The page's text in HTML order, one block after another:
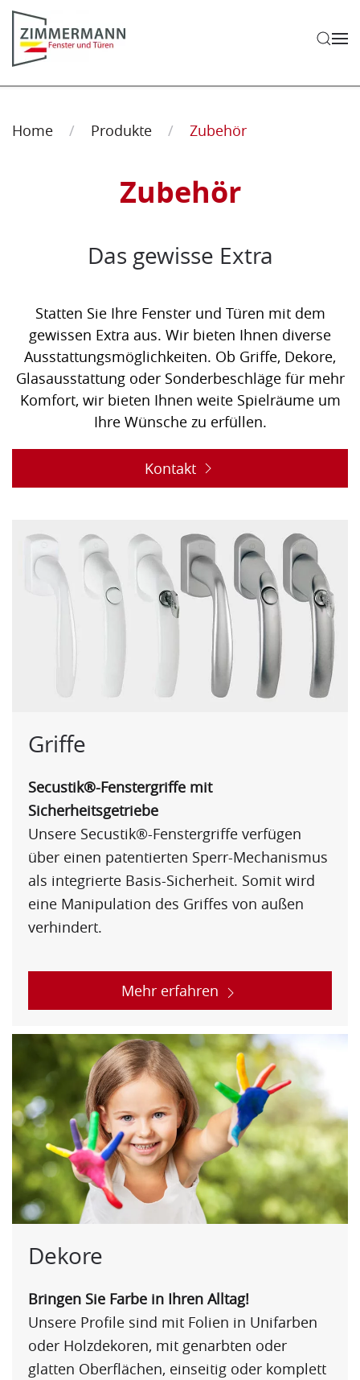
Zum Hauptinhalt springen
Home Produkte Zubehör
Zubehör
Das gewisse Extra
Statten Sie Ihre Fenster und Türen mit dem
gewissen Extra aus. Wir bieten Ihnen diverse
Ausstattungsmöglichkeiten. Ob Griffe, Dekore,
Glasausstattung oder Sonderbeschläge für mehr
Komfort, wir bieten Ihnen weite Spielräume um
Ihre Wünsche zu erfüllen.
Kontakt
Griffe
Secustik®-Fenstergriffe mit
Sicherheitsgetriebe
Unsere Secustik®-Fenstergriffe verfügen
über einen patentierten Sperr-Mechanismus
als integrierte Basis-Sicherheit. Somit wird
eine Manipulation des Griffes von außen
verhindert.
Mehr erfahren
Dekore
Bringen Sie Farbe in Ihren Alltag!
Unsere Profile sind mit Folien in Unifarben
oder Holzdekoren, mit genarbten oder
glatten Oberflächen, einseitig oder komplett